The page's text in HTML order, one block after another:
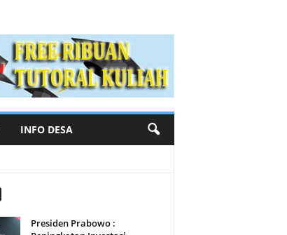
INFO DESA
Presiden Prabowo :